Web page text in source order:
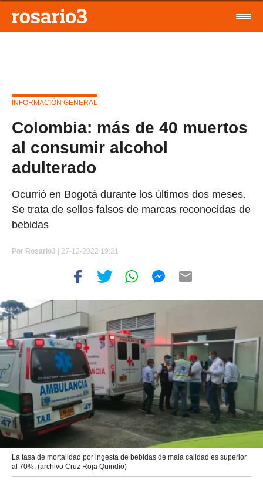
INFORMACIÓN GENERAL
Colombia: más de 40 muertos
al consumir alcohol
adulterado
Ocurrió en Bogotá durante los últimos dos meses.
Se trata de sellos falsos de marcas reconocidas de
bebidas
Por Rosario3 | 27-12-2022 19:21
La tasa de mortalidad por ingesta de bebidas de mala calidad es superior
al 70%. (archivo Cruz Roja Quindío)